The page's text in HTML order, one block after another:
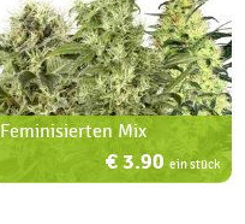
Feminisierten Mix
€ 3.90 ein stück